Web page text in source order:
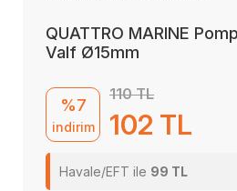
QUATTRO MARINE
Valf Ø15mm
%7
indirim
110 TL
102 TL
Havale/EFT ile 99 TL